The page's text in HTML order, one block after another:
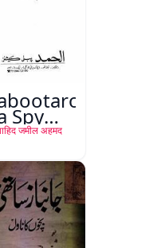
Spy
जमील अहमद